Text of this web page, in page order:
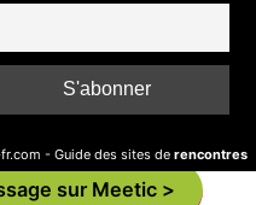
sur Meetic
- Guide des sites de rencontres
propos et mentions légales